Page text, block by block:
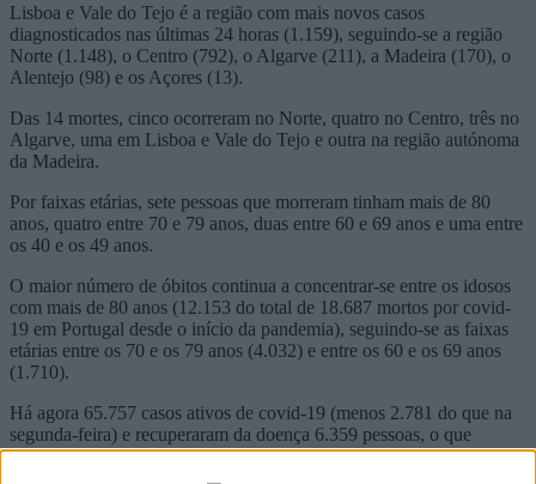
Lisboa e Vale do Tejo é a região com mais novos casos
diagnosticados nas últimas 24 horas (1.159), seguindo-se a região
Norte (1.148), o Centro (792), o Algarve (211), a Madeira (170), o
Alentejo (98) e os Açores (13).
Das 14 mortes, cinco ocorreram no Norte, quatro no Centro, três no
Algarve, uma em Lisboa e Vale do Tejo e outra na região autónoma
da Madeira.
Por faixas etárias, sete pessoas que morreram tinham mais de 80
anos, quatro entre 70 e 79 anos, duas entre 60 e 69 anos e uma entre
os 40 e os 49 anos.
O maior número de óbitos continua a concentrar-se entre os idosos
com mais de 80 anos (12.153 do total de 18.687 mortos por covid-
19 em Portugal desde o início da pandemia), seguindo-se as faixas
etárias entre os 70 e os 79 anos (4.032) e entre os 60 e os 69 anos
(1.710).
Há agora 65.757 casos ativos de covid-19 (menos 2.781 do que na
segunda-feira) e recuperaram da doença 6.359 pessoas, o que
aumenta o total nacional de recuperados para 1.115.749.